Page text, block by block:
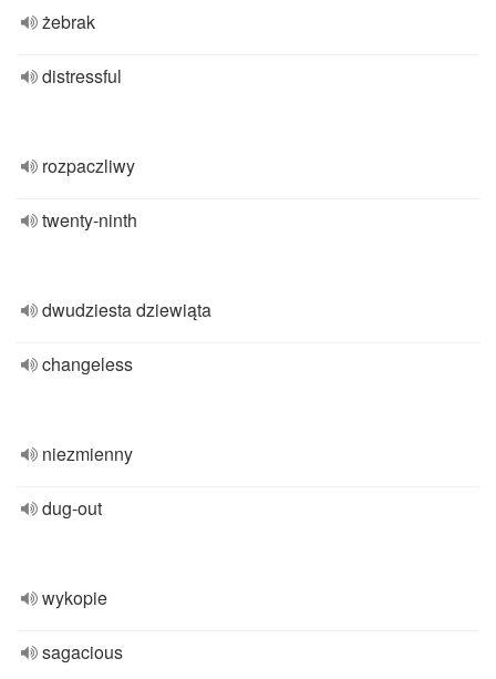
żebrak
distressful
rozpaczliwy
twenty-ninth
dwudziesta dziewiąta
changeless
niezmienny
dug-out
wykopie
sagacious